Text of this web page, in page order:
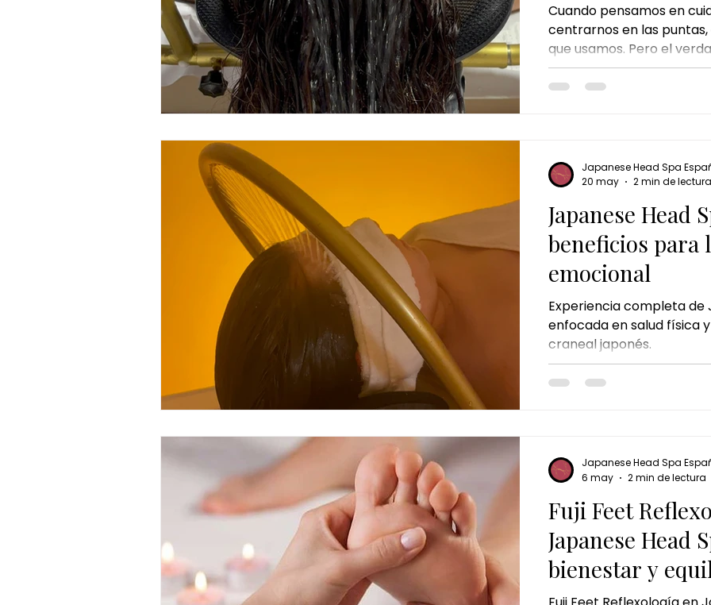
Cuando pensamos en
centrarnos en las
que usamos. Pero el
empieza mucho antes:
ritmo del día a día, el
experiencia pensada
raíz y regalarse un
Japanese Head
beneficios para
emocional
Experiencia completa de
enfocada en salud física
craneal japonés.
Japanese Head Spa
20 may
2 min de lectura
Fuji Feet
Japanese Head
bienestar y
los pies
Japanese Head Spa
6 may
2 min de lectura